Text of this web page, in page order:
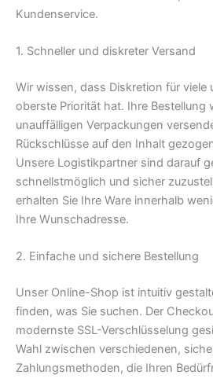
Kundenservice.
1. Schneller und diskreter Versand
Wir wissen, dass Diskretion für viele
oberste Priorität hat. Ihre Bestellung
unauffälligen Verpackungen
Rückschlüsse auf den Inhalt
Unsere Logistikpartner sind darauf
schnellstmöglich und sicher
erhalten Sie Ihre Ware innerhalb
Ihre Wunschadresse.
2. Einfache und sichere Bestellung
Unser Online-Shop ist intuitiv
finden, was Sie suchen. Der
modernste SSL-Verschlüsselung
Wahl zwischen verschiedenen,
Zahlungsmethoden, die Ihren